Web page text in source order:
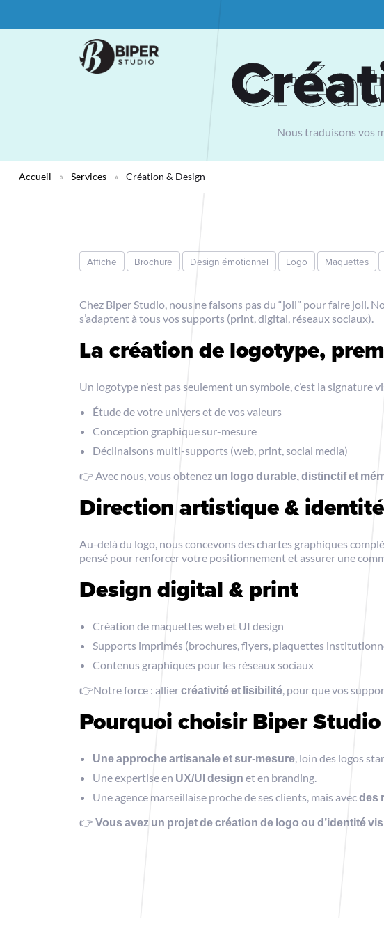
Nous traduisons vos
Accueil » Services » Création & Design
Affiche Brochure Design émotionnel Logo Maquettes
Chez Biper Studio, nous ne faisons pas du “joli” pour faire joli.
s’adaptent à tous vos supports (print, digital, réseaux sociaux).
La création de logotype,
Un logotype n’est pas seulement un symbole, c’est la signature
Étude de votre univers et de vos valeurs
Conception graphique sur-mesure
Déclinaisons multi-supports (web, print, social media)
👉 Avec nous, vous obtenez un logo durable, distinctif et
Direction artistique &
Au-delà du logo, nous concevons des chartes graphiques
pensé pour renforcer votre positionnement et assurer une
Design digital & print
Création de maquettes web et UI design
Supports imprimés (brochures, flyers, plaquettes
Contenus graphiques pour les réseaux sociaux
👉Notre force : alliercréativité et lisibilité, pour que vos
Pourquoi choisir Biper
Une approche artisanale et sur-mesure, loin des logos
Une expertise en UX/UI design et en branding.
Une agence marseillaise proche de ses clients, mais avecdes
👉 Vous avez un projet de création de logo ou d’identité